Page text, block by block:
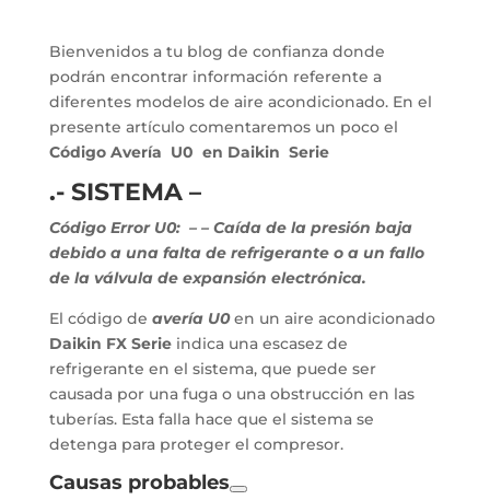
Bienvenidos a tu blog de confianza donde
podrán encontrar información referente a
diferentes modelos de aire acondicionado. En el
presente artículo comentaremos un poco el
Código Avería U0 en Daikin Serie
.- SISTEMA –
Código Error U0: –– Caída de la presión baja
debido a una falta de refrigerante o a un fallo
de la válvula de expansión electrónica.
El código de avería U0 en un aire acondicionado
Daikin FX Serieindica una escasez de
refrigerante en el sistema, que puede ser
causada por una fuga o una obstrucción en las
tuberías. Esta falla hace que el sistema se
detenga para proteger el compresor.
Causas probables